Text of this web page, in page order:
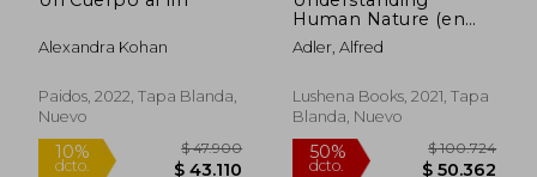
Alexandra Kohan
Paidos, 2022, Tapa Blanda,
Nuevo
Human Nature (en
Inglés)
Adler, Alfred
Lushena Books, 2021, Tapa
Blanda, Nuevo